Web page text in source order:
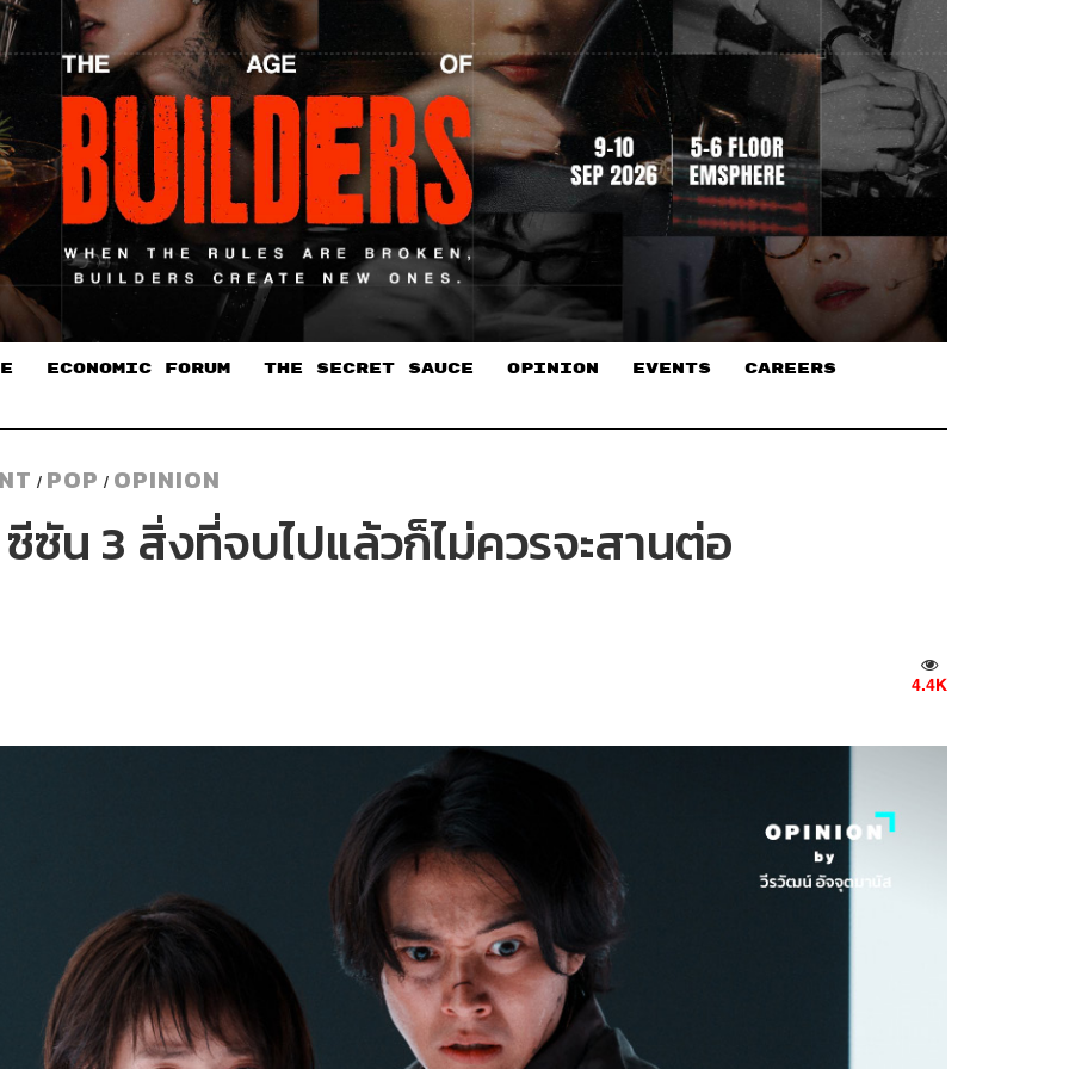
ECONOMIC FORUM THE SECRET SAUCE​ OPINION EVENTS CAREERS
/ POP / OPINION
น 3 สิ่งที่จบไปแล้วก็ไม่ควรจะสานต่อ
4.4K